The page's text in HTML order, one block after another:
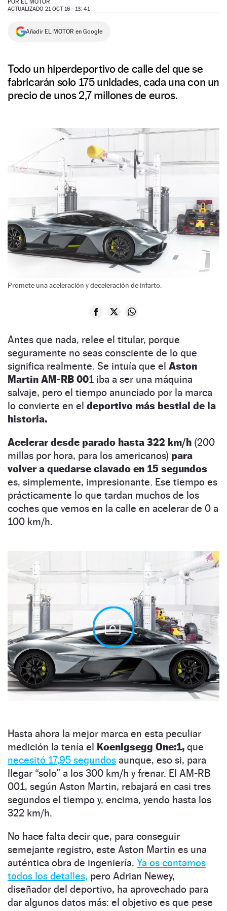
NEWSLETTER
POR EL MOTOR
ACTUALIZADO 21 OCT 16 - 13: 41
Añadir EL MOTOR en Google
Todo un hiperdeportivo de calle del que se
fabricarán solo 175 unidades, cada una con un
precio de unos 2,7 millones de euros.
Promete una aceleración y deceleración de infarto.
Antes que nada, relee el titular, porque
seguramente no seas consciente de lo que
significa realmente. Se intuía que el Aston
Martin AM-RB 001 iba a ser una máquina
salvaje, pero el tiempo anunciado por la marca
lo convierte en el deportivo más bestial de la
historia.
Acelerar desde parado hasta 322 km/h (200
millas por hora, para los americanos) para
volver a quedarse clavado en 15 segundos
es, simplemente, impresionante. Ese tiempo es
prácticamente lo que tardan muchos de los
coches que vemos en la calle en acelerar de 0 a
100 km/h.
Hasta ahora la mejor marca en esta peculiar
medición la tenía el Koenigsegg One:1, que
necesitó 17,95 segundos aunque, eso si, para
llegar “solo” a los 300 km/h y frenar. El AM-RB
001, según Aston Martin, rebajará en casi tres
segundos el tiempo y, encima, yendo hasta los
322 km/h.
No hace falta decir que, para conseguir
semejante registro, este Aston Martin es una
auténtica obra de ingeniería. Ya os contamos
todos los detalles, pero Adrian Newey,
diseñador del deportivo, ha aprovechado para
dar algunos datos más: el objetivo es que pese